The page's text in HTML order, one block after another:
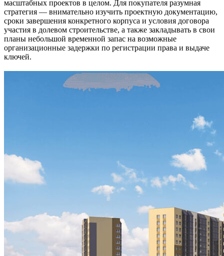
масштабных проектов в целом. Для покупателя разумная
стратегия — внимательно изучить проектную документацию,
сроки завершения конкретного корпуса и условия договора
участия в долевом строительстве, а также закладывать в свои
планы небольшой временной запас на возможные
организационные задержки по регистрации права и выдаче
ключей.